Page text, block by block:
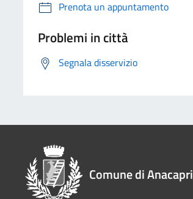
Prenota un appuntamento
Problemi in città
Segnala disservizio
Comune di Anacapri